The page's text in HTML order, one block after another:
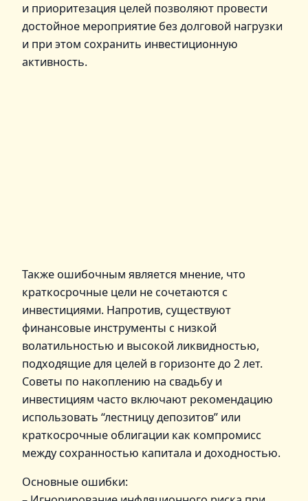
и приоритезация целей позволяют провести
достойное мероприятие без долговой нагрузки
и при этом сохранить инвестиционную
активность.
Также ошибочным является мнение, что
краткосрочные цели не сочетаются с
инвестициями. Напротив, существуют
финансовые инструменты с низкой
волатильностью и высокой ликвидностью,
подходящие для целей в горизонте до 2 лет.
Советы по накоплению на свадьбу и
инвестициям часто включают рекомендацию
использовать “лестницу депозитов” или
краткосрочные облигации как компромисс
между сохранностью капитала и доходностью.
Основные ошибки: